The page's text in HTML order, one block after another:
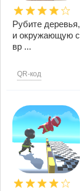
Рубите
и окружающую
вр ...
QR-код